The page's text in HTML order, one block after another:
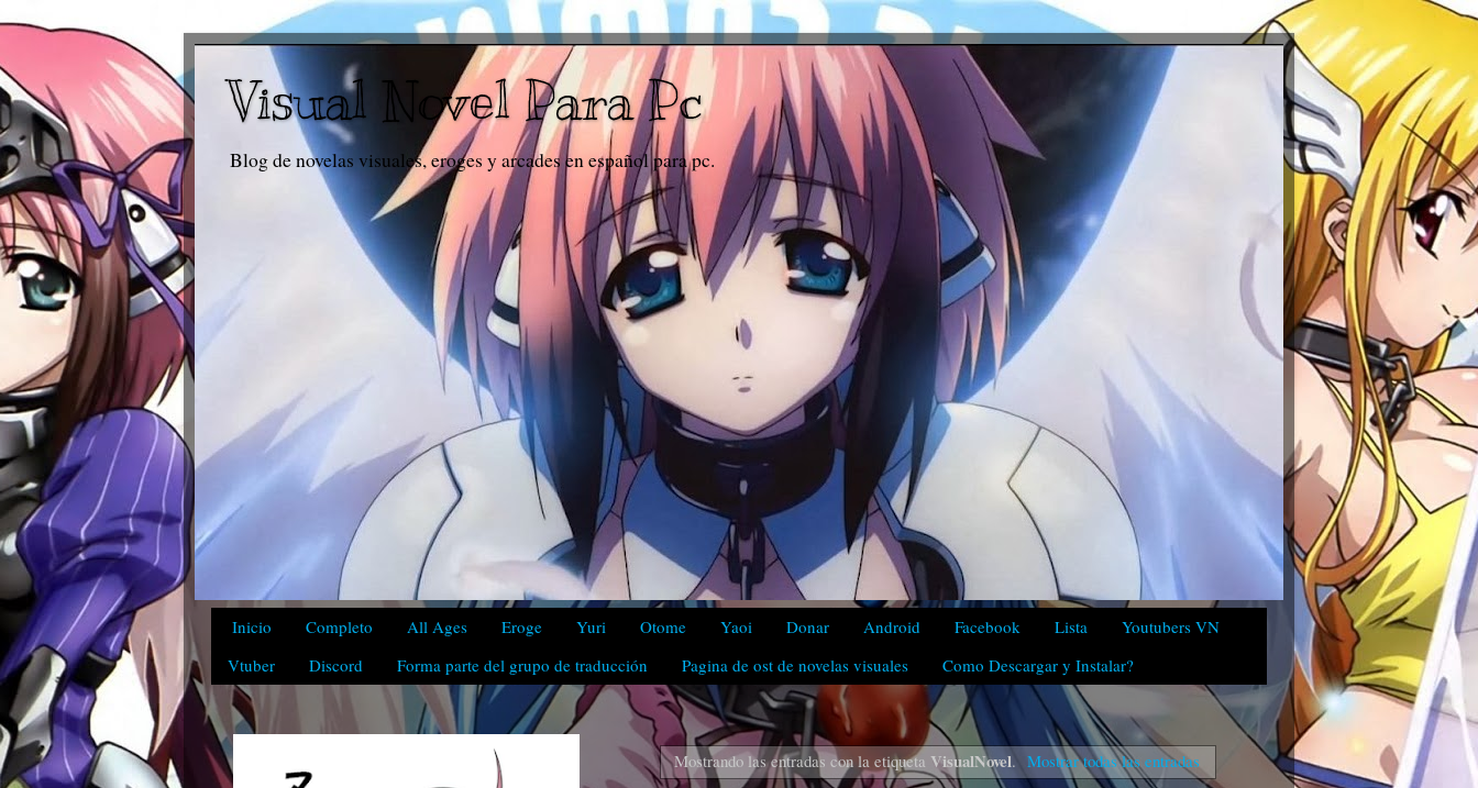
Visual Novel Para Pc
Blog de novelas visuales, eroges y arcades en español para pc.
Inicio Completo All Ages Eroge Yuri Otome Yaoi Donar Android Facebook Lista
Youtubers VN
Vtuber
Discord Forma parte del grupo de traducción Pagina de ost de novelas visuales Como Descargar y Instalar?
Mostrando las entradas con la etiqueta VisualNovel. Mostrar todas las entradas